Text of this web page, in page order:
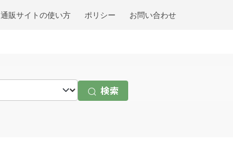
通販サイトの使い方 ポリシー お問い合わせ
検索